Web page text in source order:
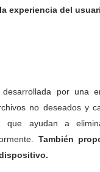
experiencia del
por una
no deseados y
que ayudan a
También